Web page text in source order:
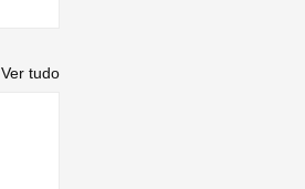
Ver tudo